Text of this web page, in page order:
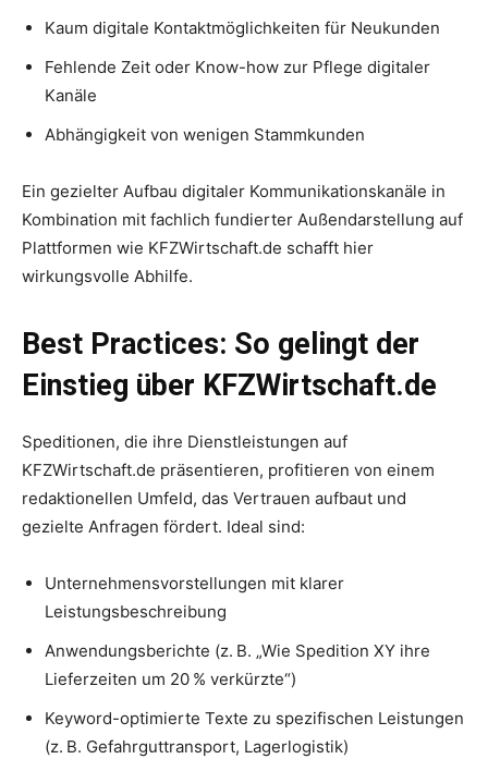
Kaum digitale Kontaktmöglichkeiten für Neukunden
Fehlende Zeit oder Know-how zur Pflege digitaler
Kanäle
Abhängigkeit von wenigen Stammkunden
Ein gezielter Aufbau digitaler Kommunikationskanäle in
Kombination mit fachlich fundierter Außendarstellung auf
Plattformen wie KFZWirtschaft.de schafft hier
wirkungsvolle Abhilfe.
Best Practices: So gelingt der
Einstieg über KFZWirtschaft.de
Speditionen, die ihre Dienstleistungen auf
KFZWirtschaft.de präsentieren, profitieren von einem
redaktionellen Umfeld, das Vertrauen aufbaut und
gezielte Anfragen fördert. Ideal sind:
Unternehmensvorstellungen mit klarer
Leistungsbeschreibung
Anwendungsberichte (z. B. „Wie Spedition XY ihre
Lieferzeiten um 20 % verkürzte“)
Keyword-optimierte Texte zu spezifischen Leistungen
(z. B. Gefahrguttransport, Lagerlogistik)